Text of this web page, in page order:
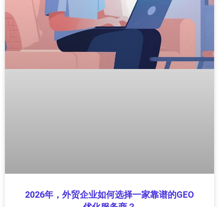
2026年，外贸企业如何选择一家靠谱的GEO